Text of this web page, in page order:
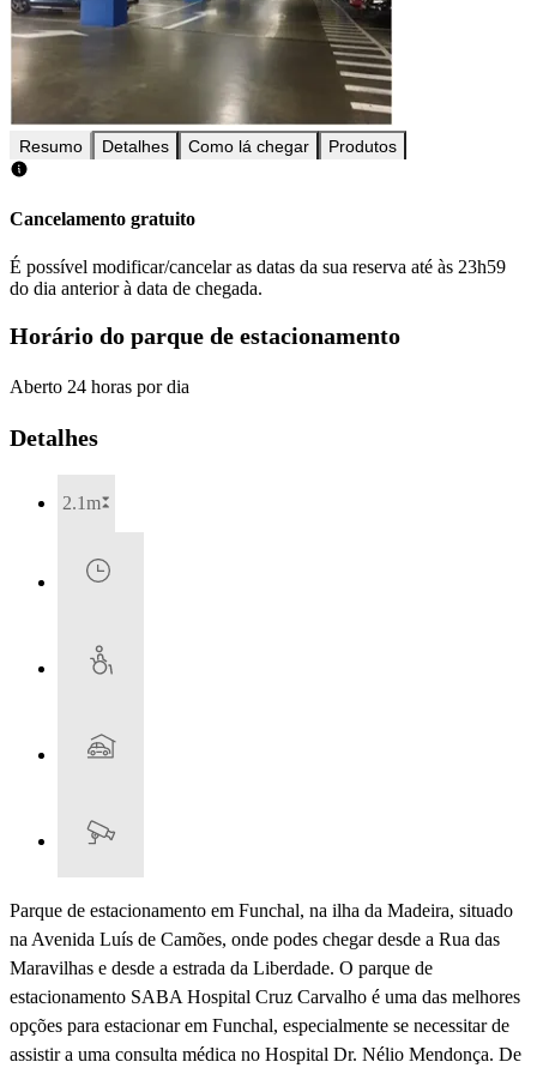
Resumo Detalhes Como lá chegar Produtos
Cancelamento gratuito
É possível modificar/cancelar as datas da sua reserva até às 23h59
do dia anterior à data de chegada.
Horário do parque de estacionamento
Aberto 24 horas por dia
Detalhes
2.1m
Parque de estacionamento em Funchal, na ilha da Madeira, situado
na Avenida Luís de Camões, onde podes chegar desde a Rua das
Maravilhas e desde a estrada da Liberdade. O parque de
estacionamento SABA Hospital Cruz Carvalho é uma das melhores
opções para estacionar em Funchal, especialmente se necessitar de
assistir a uma consulta médica no Hospital Dr. Nélio Mendonça. De